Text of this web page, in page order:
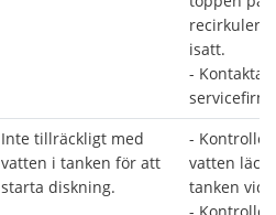
isatt.
- Kontakta
Inte tillräckligt med
vatten i tanken för att
starta diskning.
-
vatten
tanken vid